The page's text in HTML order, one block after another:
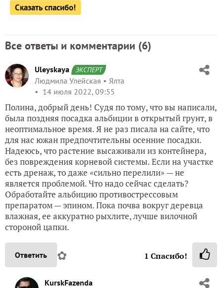
Сказать спасибо!
Все ответы и комментарии (6)
Uleyskaya ЭКСПЕРТ
Людмила Улейская
Ялта
14 июля 2022, 09:55
Полина, добрый день! Судя по тому, что вы написали,
была поздняя посадка альбиции в открытый грунт, в
неоптимальное время. Я не раз писала на сайте, что
для нас южан предпочтительны осенние посадки.
Надеюсь, что растение высаживали из контейнера,
без повреждения корневой системы. Если на участке
есть дренаж, то даже «сильно перелили» — не
является проблемой. Что надо сейчас сделать?
Обработайте альбицию противострессовым
препаратом — эпином. Пока почва вокруг деревца
влажная, ее аккуратно рыхлите, лучше вилочной
стороной цапки.
Ответить ✿ 1 Спасибо!
KurskFazenda